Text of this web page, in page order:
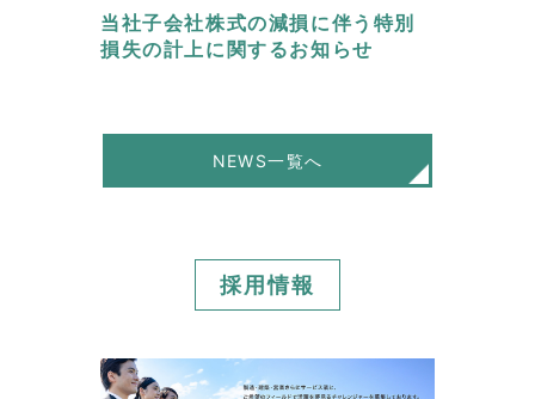
当社子会社株式の減損に伴う特別
損失の計上に関するお知らせ
NEWS一覧へ
採用情報